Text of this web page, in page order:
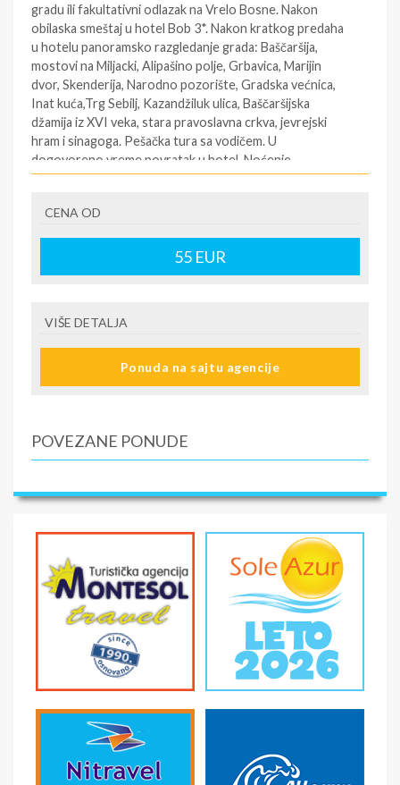
gradu ili fakultativni odlazak na Vrelo Bosne. Nakon
obilaska smeštaj u hotel Bob 3*. Nakon kratkog predaha
u hotelu panoramsko razgledanje grada: Baščaršija,
mostovi na Miljacki, Alipašino polje, Grbavica, Marijin
dvor, Skenderija, Narodno pozorište, Gradska većnica,
Inat kuća,Trg Sebilj, Kazandžiluk ulica, Baščaršijska
džamija iz XVI veka, stara pravoslavna crkva, jevrejski
hram i sinagoga. Pešačka tura sa vodičem. U
dogovoreno vreme povratak u hotel. Noćenje.
SARAJEVO
fakultativni odlazak za Mostar. U Mostaru ćemo posetiti
jedan od najstarijih očuvanih spomenika iz osmanlijskog
Kujundžiluk – stara mostarska čaršija nalazi se na levoj
3.DAN – SARAJEVO – VIŠEGRAD – KRALJEVO
Doručak. Nakon doručka napuštanje hotela. Slobodno
Uživanje u prelepom pogledu na grad, odakle se prave
najlepše uspomene i fotografije kao razglednice. Ko želi
nakon razgledanja ima vremena za opuštanje u
zatvorenom restoranu/kafeu za opuštane i uživanje u
pogledu uz kafu. Odlazak na Jahorinu. Uzivanje na snegu.
U popodnevnim časovima polazak za Srbiju kraći predah
u Višegradu, obilazak Andrićgrada i starog mosta.
Nastavak puta prema Kraljevu. Dolazak oko ponoći. Kraj
SMENE
NAPOMENE O CENI
U CENU JE UKLJUČENO
CENA OD
55 EUR
VIŠE DETALJA
Ponuda na sajtu agencije
POVEZANE PONUDE